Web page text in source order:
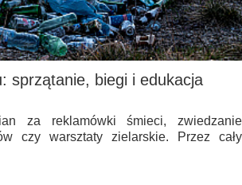
sprzątanie, biegi i edukacja
za reklamówki śmieci, zwiedzanie
czy warsztaty zielarskie. Przez cały